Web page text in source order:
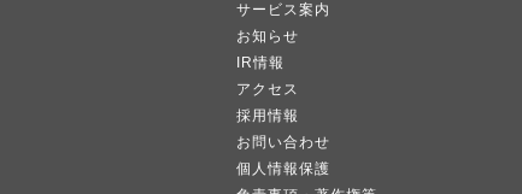
サービス案内
お知らせ
IR情報
アクセス
採用情報
お問い合わせ
個人情報保護